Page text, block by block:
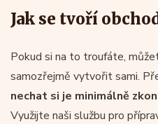
Jak se tvoří
Pokud si na to troufáte,
samozřejmě vytvořit sami.
nechat si je minimálně
Využijte naši službu pro